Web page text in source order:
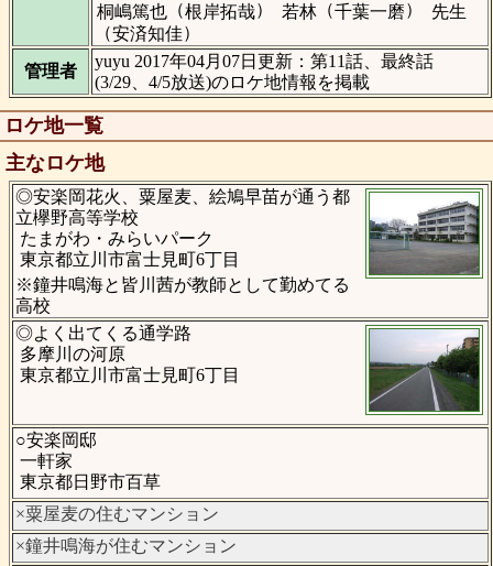
桐嶋篤也 （根岸拓哉） 若林 （千葉一磨）
先生
（安済知佳）
管理者
yuyu 2017年04月07日更新：第11話、最終話
(3/29、4/5放送)のロケ地情報を掲載
ロケ地一覧
主なロケ地
◎安楽岡花火、粟屋麦、絵鳩早苗が通う都
立欅野高等学校
たまがわ・みらいパーク
東京都立川市富士見町6丁目
※鐘井鳴海と皆川茜が教師として勤めてる
高校
◎よく出てくる通学路
多摩川の河原
東京都立川市富士見町6丁目
○安楽岡邸
一軒家
東京都日野市百草
×粟屋麦の住むマンション
×鐘井鳴海が住むマンション